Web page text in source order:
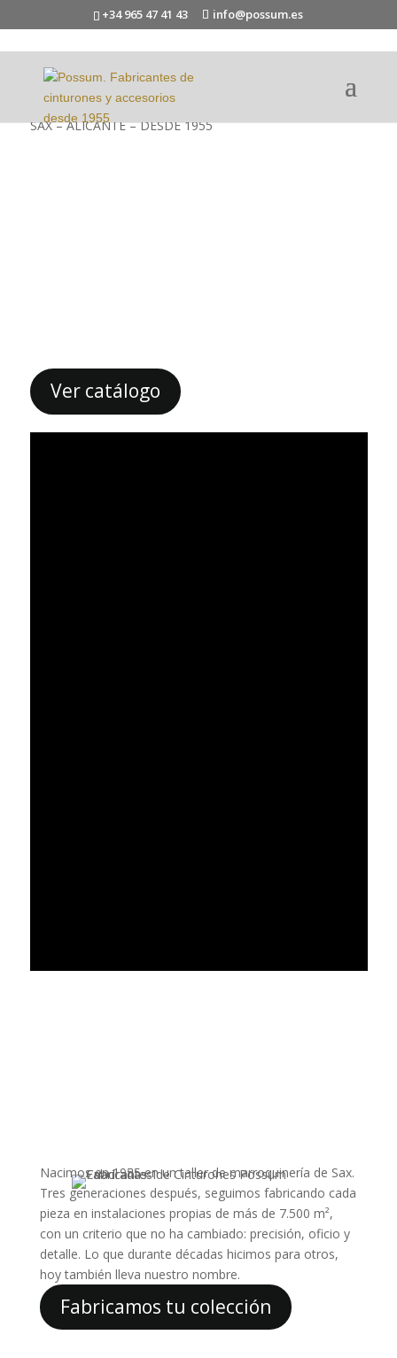
+34 965 47 41 43 info@possum.es
SAX – ALICANTE – DESDE 1955
Ver catálogo
Nacimos en 1955 en un taller de marroquinería de Sax.
Tres generaciones después, seguimos fabricando cada
pieza en instalaciones propias de más de 7.500 m²,
con un criterio que no ha cambiado: precisión, oficio y
detalle. Lo que durante décadas hicimos para otros,
hoy también lleva nuestro nombre.
Fabricamos tu colección